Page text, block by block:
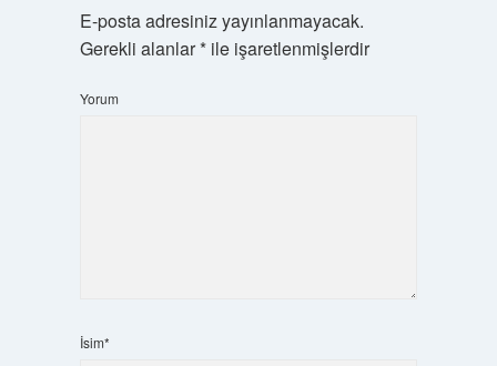
E-posta adresiniz yayınlanmayacak.
Gerekli alanlar*ile işaretlenmişlerdir
Yorum
İsim*